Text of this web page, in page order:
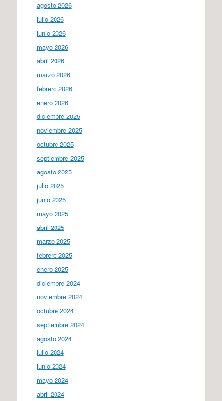
agosto 2026
julio 2026
junio 2026
mayo 2026
abril 2026
marzo 2026
febrero 2026
enero 2026
diciembre 2025
noviembre 2025
octubre 2025
septiembre 2025
agosto 2025
julio 2025
junio 2025
mayo 2025
abril 2025
marzo 2025
febrero 2025
enero 2025
diciembre 2024
noviembre 2024
octubre 2024
septiembre 2024
agosto 2024
julio 2024
junio 2024
mayo 2024
abril 2024